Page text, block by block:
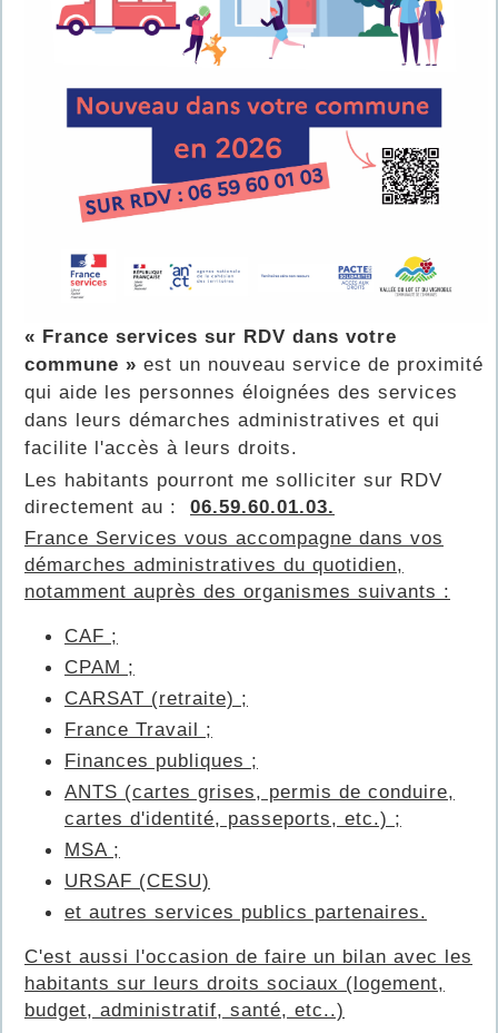
« France services sur RDV dans votre
commune » est un nouveau service de proximité
qui aide les personnes éloignées des services
dans leurs démarches administratives et qui
facilite l'accès à leurs droits.
Les habitants pourront me solliciter sur RDV
directement au : 06.59.60.01.03.
France Services vous accompagne dans vos
démarches administratives du quotidien,
notamment auprès des organismes suivants :
CAF ;
CPAM ;
CARSAT (retraite) ;
France Travail ;
Finances publiques ;
ANTS (cartes grises, permis de conduire,
cartes d'identité, passeports, etc.) ;
MSA ;
URSAF (CESU)
et autres services publics partenaires.
C'est aussi l'occasion de faire un bilan avec les
habitants sur leurs droits sociaux (logement,
budget, administratif, santé, etc..)